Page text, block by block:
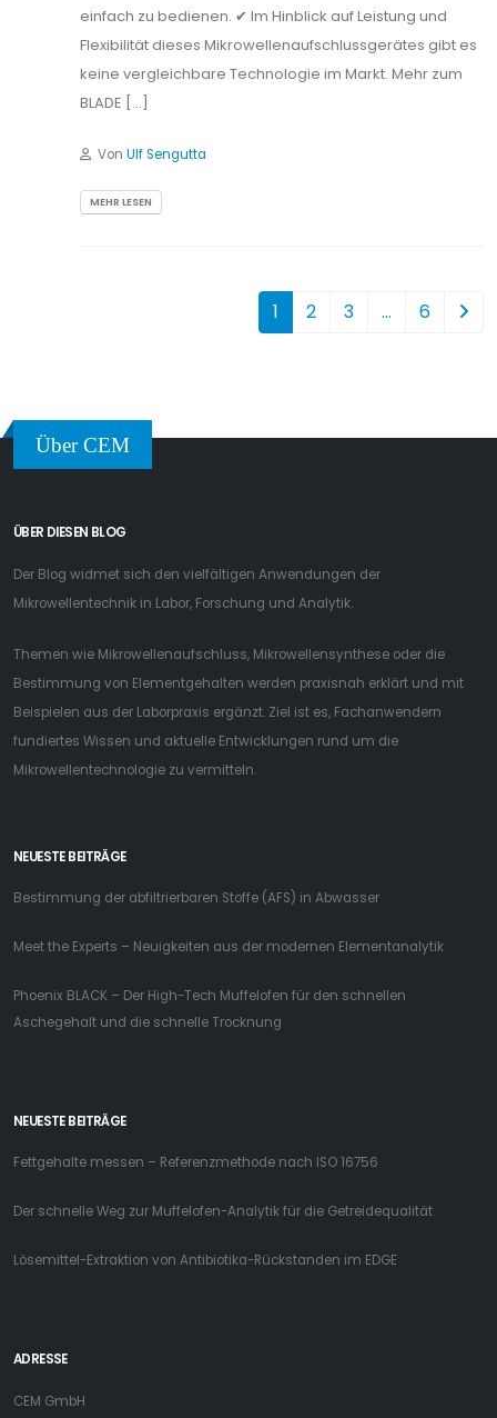
einfach zu bedienen. ✔ Im Hinblick auf Leistung und
Flexibilität dieses Mikrowellenaufschlussgerätes gibt es
keine vergleichbare Technologie im Markt. Mehr zum
BLADE […]
Von Ulf Sengutta
MEHR LESEN
1 2 3 … 6
Über CEM
ÜBER DIESEN BLOG
Der Blog widmet sich den vielfältigen Anwendungen der
Mikrowellentechnik in Labor, Forschung und Analytik.
Themen wie Mikrowellenaufschluss, Mikrowellensynthese oder die
Bestimmung von Elementgehalten werden praxisnah erklärt und mit
Beispielen aus der Laborpraxis ergänzt. Ziel ist es, Fachanwendern
fundiertes Wissen und aktuelle Entwicklungen rund um die
Mikrowellentechnologie zu vermitteln.
NEUESTE BEITRÄGE
Bestimmung der abfiltrierbaren Stoffe (AFS) in Abwasser
Meet the Experts – Neuigkeiten aus der modernen Elementanalytik
Phoenix BLACK – Der High-Tech Muffelofen für den schnellen
Aschegehalt und die schnelle Trocknung
NEUESTE BEITRÄGE
Fettgehalte messen – Referenzmethode nach ISO 16756
Der schnelle Weg zur Muffelofen-Analytik für die Getreidequalität
Lösemittel-Extraktion von Antibiotika-Rückstanden im EDGE
ADRESSE
CEM GmbH